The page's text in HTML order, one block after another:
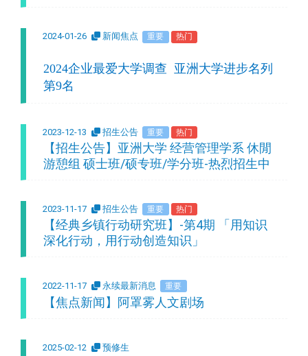
2024-01-26 新闻焦点 重要 热门
2024企业最爱大学调查 亚洲大学进步名列
第9名
2023-12-13 招生公告 重要 热门
【招生公告】亚洲大学 经营管理学系 休閒
游憩组 硕士班/硕专班/学分班-热烈招生中
2023-11-17 招生公告 重要 热门
【经典乡镇行动研究班】-第4期 「用知识
深化行动，用行动创造知识」
2022-11-17 永续最新消息 重要
【焦点新闻】阿罩雾人文剧场
2025-02-12 预修生